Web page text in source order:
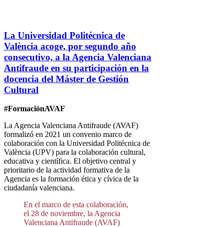
La Universidad Politécnica de
València acoge, por segundo año
consecutivo, a la Agencia Valenciana
Antifraude en su participación en la
docencia del Máster de Gestión
Cultural
#FormaciónAVAF
La Agencia Valenciana Antifraude (AVAF)
formalizó en 2021 un convenio marco de
colaboración con la Universidad Politécnica de
València (UPV) para la colaboración cultural,
educativa y científica. El objetivo central y
prioritario de la actividad formativa de la
Agencia es la formación ética y cívica de la
ciudadanía valenciana.
En el marco de esta colaboración,
el 28 de noviembre, la Agencia
Valenciana Antifraude (AVAF)